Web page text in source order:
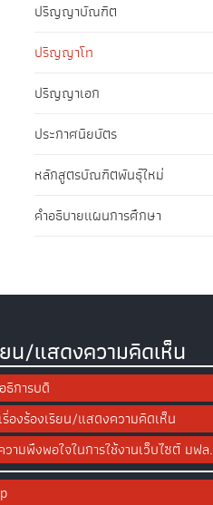
ปริญญาบัณฑิต
ปริญญาโท
ปริญญาเอก
ประกาศนียบัตร
หลักสูตรบัณฑิตพันธุ์ใหม่
คำอธิบายแผนการศึกษา
น/แสดงความคิดเห็น
ธิการบดี
รื่องร้องเรียน/แสดงความคิดเห็น
วามพึงพอใจในการใช้งานเว็บไซต์ มฟล.